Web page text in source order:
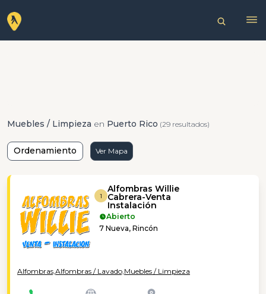
Muebles / Limpieza en Puerto Rico (29 resultados)
Ordenamiento Ver Mapa
1
Alfombras Willie
Cabrera-Venta
Instalación
Abierto
7 Nueva, Rincón
Alfombras,Alfombras / Lavado,Muebles / Limpieza